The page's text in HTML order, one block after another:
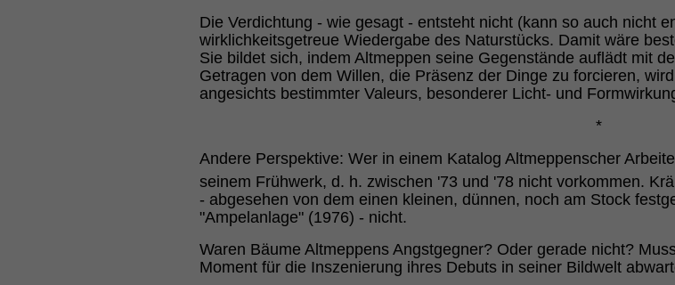
Die Verdichtung - wie gesagt - entsteht nicht (kann so auch nicht
wirklichkeitsgetreue Wiedergabe des Naturstücks. Damit wäre
Sie bildet sich, indem Altmeppen seine Gegenstände auflädt mit
Getragen von dem Willen, die Präsenz der Dinge zu forcieren,
angesichts bestimmter Valeurs, besonderer Licht- und
*
Andere Perspektive: Wer in einem Katalog Altmeppenscher
seinem Frühwerk, d. h. zwischen '73 und '78 nicht vorkommen.
- abgesehen von dem einen kleinen, dünnen, noch am Stock
"Ampelanlage" (1976) - nicht.
Waren Bäume Altmeppens Angstgegner? Oder gerade nicht?
Moment für die Inszenierung ihres Debuts in seiner Bildwelt